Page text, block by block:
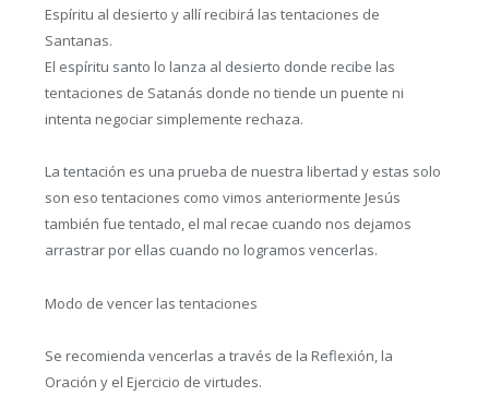
Espíritu al desierto y allí recibirá las tentaciones de
Santanas.
El espíritu santo lo lanza al desierto donde recibe las
tentaciones de Satanás donde no tiende un puente ni
intenta negociar simplemente rechaza.
La tentación es una prueba de nuestra libertad y estas solo
son eso tentaciones como vimos anteriormente Jesús
también fue tentado, el mal recae cuando nos dejamos
arrastrar por ellas cuando no logramos vencerlas.
Modo de vencer las tentaciones
Se recomienda vencerlas a través de la Reflexión, la
Oración y el Ejercicio de virtudes.